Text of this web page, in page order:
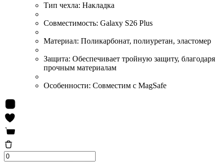
Тип чехла: Накладка
Совместимость: Galaxy S26 Plus
Материал: Поликарбонат, полиуретан, эластомер
Защита: Обеспечивает тройную защиту, благодаря
прочным материалам
Особенности: Совместим с MagSafe